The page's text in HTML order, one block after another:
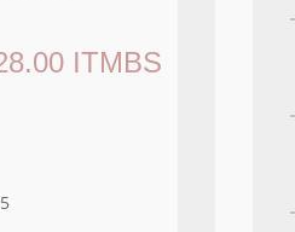
ITMBS